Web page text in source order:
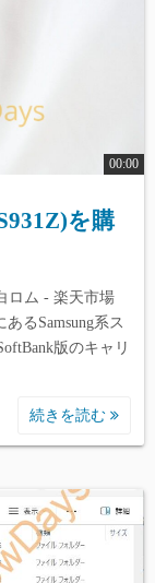
00:00
を購
ロム - 楽天市場
るSamsung系ス
版のキャリ
続きを読む